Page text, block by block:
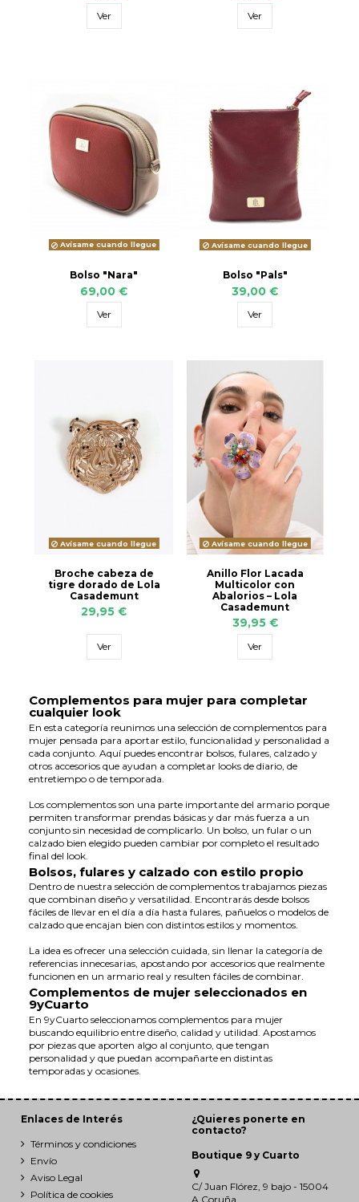
Ver Ver
Avísame cuando llegue
Bolso "Nara"
69,00 €
Ver
Avísame cuando llegue
Bolso "Pals"
39,00 €
Ver
Avísame cuando llegue
Broche cabeza de
tigre dorado de Lola
Casademunt
29,95 €
Ver
Avísame cuando llegue
Anillo Flor Lacada
Multicolor con
Abalorios – Lola
Casademunt
39,95 €
Ver
Complementos para mujer para completar
cualquier look
En esta categoría reunimos una selección de complementos para
mujer pensada para aportar estilo, funcionalidad y personalidad a
cada conjunto. Aquí puedes encontrar bolsos, fulares, calzado y
otros accesorios que ayudan a completar looks de diario, de
entretiempo o de temporada.
Los complementos son una parte importante del armario porque
permiten transformar prendas básicas y dar más fuerza a un
conjunto sin necesidad de complicarlo. Un bolso, un fular o un
calzado bien elegido pueden cambiar por completo el resultado
final del look.
Bolsos, fulares y calzado con estilo propio
Dentro de nuestra selección de complementos trabajamos piezas
que combinan diseño y versatilidad. Encontrarás desde bolsos
fáciles de llevar en el día a día hasta fulares, pañuelos o modelos de
calzado que encajan bien con distintos estilos y momentos.
La idea es ofrecer una selección cuidada, sin llenar la categoría de
referencias innecesarias, apostando por accesorios que realmente
funcionen en un armario real y resulten fáciles de combinar.
Complementos de mujer seleccionados en
9yCuarto
En 9yCuarto seleccionamos complementos para mujer
buscando equilibrio entre diseño, calidad y utilidad. Apostamos
por piezas que aporten algo al conjunto, que tengan
personalidad y que puedan acompañarte en distintas
temporadas y ocasiones.
Enlaces de Interés
Términos y condiciones
Envío
Aviso Legal
Política de cookies
¿Quieres ponerte en
contacto?
Boutique 9 y Cuarto
C/ Juan Flórez, 9 bajo - 15004
A Coruña